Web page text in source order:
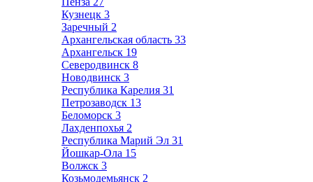
Кузнецк 3
Заречный 2
Архангельская область 33
Архангельск 19
Северодвинск 8
Новодвинск 3
Республика Карелия 31
Петрозаводск 13
Беломорск 3
Лахденпохья 2
Республика Марий Эл 31
Йошкар-Ола 15
Волжск 3
Козьмодемьянск 2